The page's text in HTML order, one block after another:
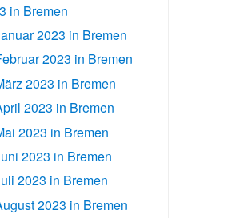
in Bremen
2023 in Bremen
2023 in Bremen
2023 in Bremen
2023 in Bremen
2023 in Bremen
2023 in Bremen
2023 in Bremen
2023 in Bremen